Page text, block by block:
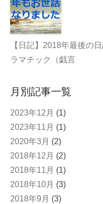
【日記】2018年最後の
ラマチック（戯言
月別記事一覧
2023年12月 (1)
2023年11月 (1)
2020年3月 (2)
2018年12月 (2)
2018年11月 (1)
2018年10月 (3)
2018年9月 (3)